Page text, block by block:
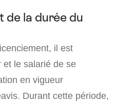
de la durée du
il est
et le salarié de se
en vigueur
Durant cette période,